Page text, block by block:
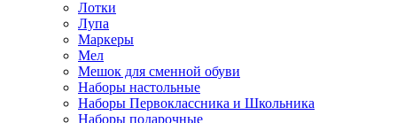
Лотки
Лупа
Маркеры
Мел
Мешок для сменной обуви
Наборы настольные
Наборы Первоклассника и Школьника
Наборы подарочные